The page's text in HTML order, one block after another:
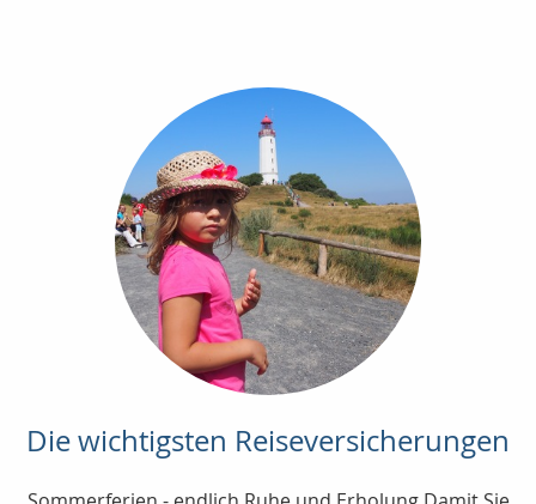
Die wichtigsten Reiseversicherungen